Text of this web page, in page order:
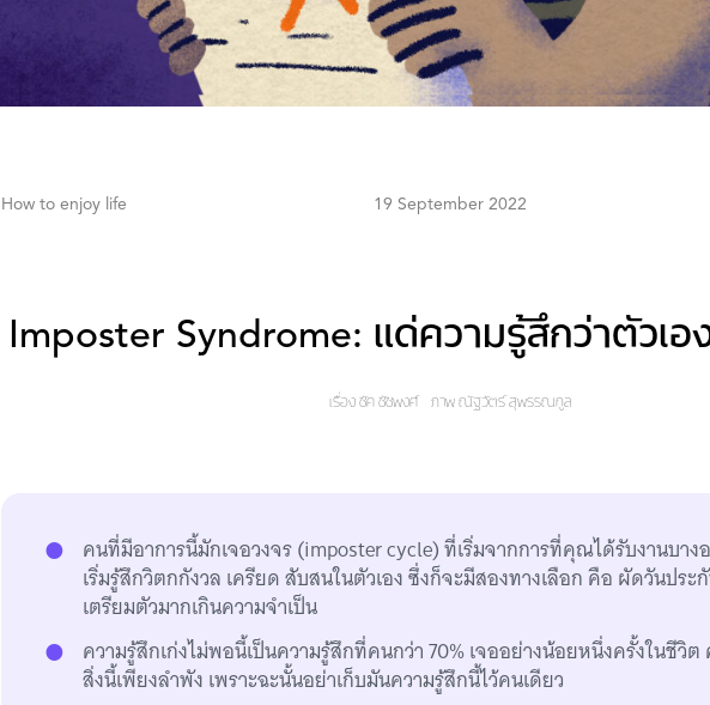
How to enjoy life 19 September 2022
Imposter Syndrome: แด่ความรู้สึกว่าตัวเอง
เรื่อง ชัค ชัชพงศ์ ภาพ ณัฐวัตร์ สุพรรณกูล
คนที่มีอาการนี้มักเจอวงจร (imposter cycle) ที่เริ่มจากการที่คุณได้รับงานบา
เริ่มรู้สึกวิตกกังวล เครียด สับสนในตัวเอง ซึ่งก็จะมีสองทางเลือก คือ ผัดวันประ
เตรียมตัวมากเกินความจำเป็น
ความรู้สึกเก่งไม่พอนี้เป็นความรู้สึกที่คนกว่า 70% เจออย่างน้อยหนึ่งครั้งในชีวิ
สิ่งนี้เพียงลำพัง เพราะฉะนั้นอย่าเก็บมันความรู้สึกนี้ไว้คนเดียว